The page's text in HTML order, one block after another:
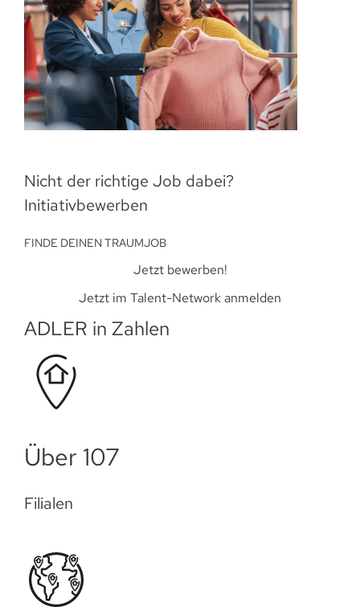
Nicht der richtige Job dabei?
Initiativbewerben
FINDE DEINEN TRAUMJOB
Jetzt bewerben!
Jetzt im Talent-Network anmelden
ADLER in Zahlen
Über 109
Filialen